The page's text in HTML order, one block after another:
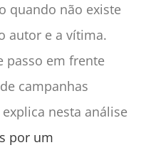
quando não existe
autor e a vítima.
passo em frente
campanhas
nesta análise
por um